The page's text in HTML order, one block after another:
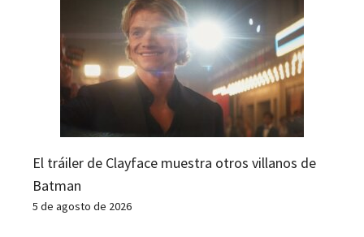
El tráiler de Clayface muestra otros villanos de
Batman
5 de agosto de 2026